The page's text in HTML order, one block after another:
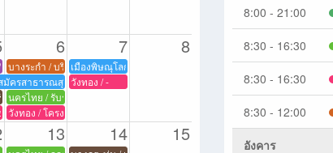
เกียรติพระบาทสมเด็จพระเจ้าอยู่หัวฯ
กียรติพระบาทสมเด็จพระเจ้าอยู่หัว เนื่องในโอกาสวันเฉลิมพระชนมพรรษา 28 ก
6 7 8
แนวทางการประเมินหมุ่บ้านฯ
กำนัน ผู้ใหญ่บ้าน ฯลฯ
สัมมนาคณะกรรมาธิการกิจการเด็กและเยาชนฯ
บางระกำ / บริจาคโลหิตเมืองพิษณุโลก / ประชุมกำนัน ผซบ. และซักซ้อมความเข้าใจปร
ครสาธารณสุขประจำหมู่บ้าน (อสม)
วังทอง / -
าน ฯลฯ ประจำเดือน สิงหาคม 2569
บรายงานตัวผู้ถูกคุมประพฤติ
นครไทย / รับรายงานตัวผู้ถูกคุมประพฤติ
อนกำนัน ผู้ใหญ่บ้าน
การศ฿กษาแผนการพัฒนาแหล่งน้ำปละประเมินผลกระทบสิ่งแวดล้อมในลุ่มแม่
วังทอง / โครงการสัมมนา เรื่อง "สตรีกับการเสริมสร้างอาชีพยุคใหม่สู่ความยั่งยื
13 14 15
8:00 - 21:00
8:30 - 16:30
8:30 - 16:30
8:30 - 12:00
อังคาร